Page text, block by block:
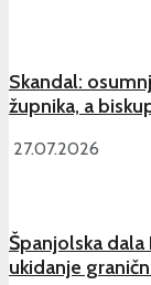
Skandal:
župnika, a
27.07.2026
Španjolska
ukidanje